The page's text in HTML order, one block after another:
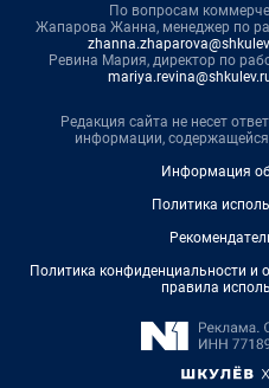
По вопросам
Жапарова Жанна, менеджер по
Ревина Мария, директор по
Редакция сайта не несет
информации,
Информация
Политика
Политика конфиденциальности и
правила